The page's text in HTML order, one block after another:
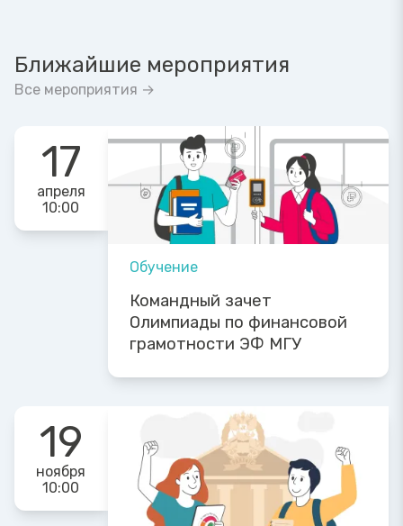
Ближайшие мероприятия
Все мероприятия →
17
апреля
10:00
Обучение
Командный зачет
Олимпиады по финансовой
грамотности ЭФ МГУ
19
ноября
10:00